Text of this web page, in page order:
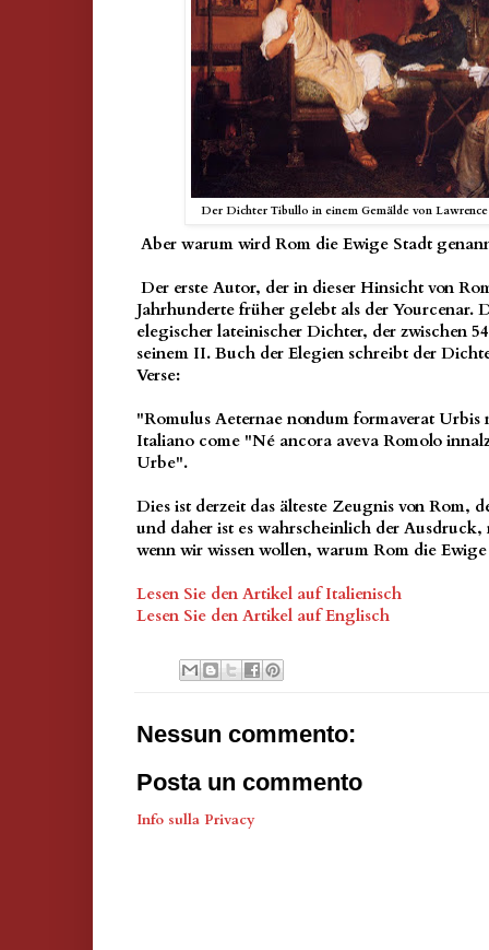
Der Dichter Tibullo in einem Gemälde von
Aber warum wird Rom die Ewige Stadt
Der erste Autor, der in dieser Hinsicht von
Jahrhunderte früher gelebt als der Yourcenar.
elegischer lateinischer Dichter, der zwischen
seinem II. Buch der Elegien schreibt der
Verse:
"Romulus Aeternae nondum formaverat
Italiano come "Né ancora aveva Romolo
Urbe".
Dies ist derzeit das älteste Zeugnis von Rom,
und daher ist es wahrscheinlich der Ausdruck,
wenn wir wissen wollen, warum Rom die
Lesen Sie den Artikel auf Italienisch
Lesen Sie den Artikel auf Englisch
Nessun commento:
Posta un commento
Info sulla Privacy